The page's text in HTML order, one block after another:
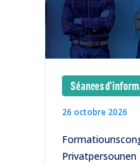
Séances
26 octobre 2026
Privatpersounen